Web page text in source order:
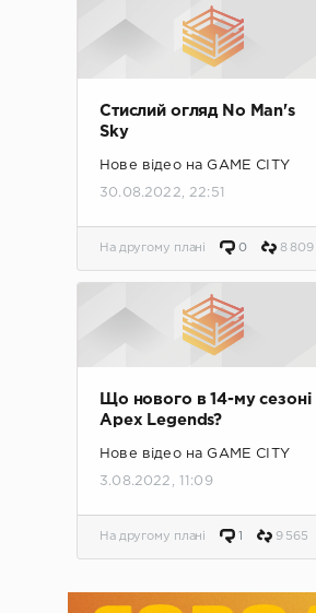
Стислий огляд No Man's
Sky
Нове відео на GAME CITY
30.08.2022, 22:51
На другому плані 0 8 809
Що нового в 14-му сезоні
Apex Legends?
Нове відео на GAME CITY
3.08.2022, 11:09
На другому плані 1 9 565